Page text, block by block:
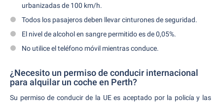
urbanizadas de 100 km/h.
Todos los pasajeros deben llevar cinturones de seguridad.
El nivel de alcohol en sangre permitido es de 0,05%.
No utilice el teléfono móvil mientras conduce.
¿Necesito un permiso de conducir internacional
para alquilar un coche en Perth?
Su permiso de conducir de la UE es aceptado por la policía y las